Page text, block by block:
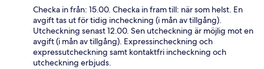
Checka in från: 15.00. Checka in fram till: när som helst. En
avgift tas ut för tidig incheckning (i mån av tillgång).
Utcheckning senast 12.00. Sen utcheckning är möjlig mot en
avgift (i mån av tillgång). Expressincheckning och
expressutcheckning samt kontaktfri incheckning och
utcheckning erbjuds.